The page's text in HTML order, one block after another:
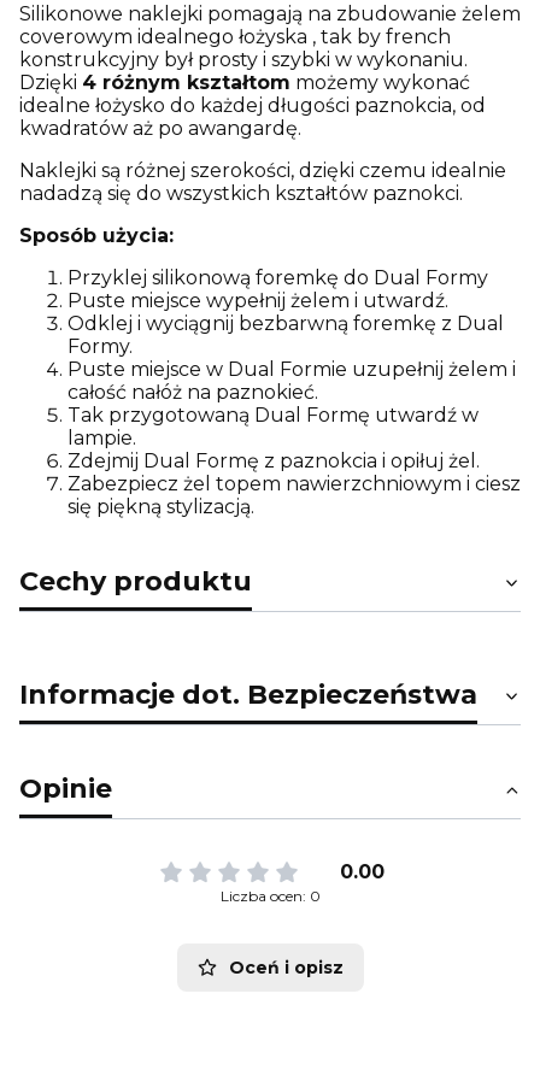
Silikonowe naklejki pomagają na zbudowanie żelem
coverowym idealnego łożyska , tak by french
konstrukcyjny był prosty i szybki w wykonaniu.
Dzięki 4 różnym kształtom możemy wykonać
idealne łożysko do każdej długości paznokcia, od
kwadratów aż po awangardę.
Naklejki są różnej szerokości, dzięki czemu idealnie
nadadzą się do wszystkich kształtów paznokci.
Sposób użycia:
Przyklej silikonową foremkę do Dual Formy
Puste miejsce wypełnij żelem i utwardź.
Odklej i wyciągnij bezbarwną foremkę z Dual
Formy.
Puste miejsce w Dual Formie uzupełnij żelem i
całość nałóż na paznokieć.
Tak przygotowaną Dual Formę utwardź w
lampie.
Zdejmij Dual Formę z paznokcia i opiłuj żel.
Zabezpiecz żel topem nawierzchniowym i ciesz
się piękną stylizacją.
Cechy produktu
Informacje dot. Bezpieczeństwa
Opinie
0.00
Liczba ocen: 0
Oceń i opisz